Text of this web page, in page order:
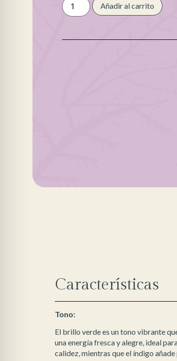
Añadir al carrito
Características
Tono:
El brillo verde es un tono vibrante
una energía fresca y alegre, ideal
calidez, mientras que el índigo